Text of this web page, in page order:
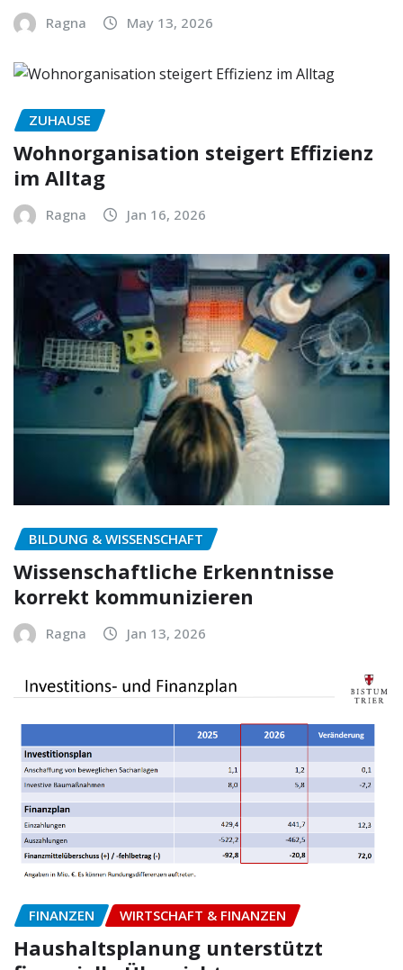
Ragna May 13, 2026
ZUHAUSE
Wohnorganisation steigert Effizienz
im Alltag
Ragna Jan 16, 2026
BILDUNG & WISSENSCHAFT
Wissenschaftliche Erkenntnisse
korrekt kommunizieren
Ragna Jan 13, 2026
FINANZEN WIRTSCHAFT & FINANZEN
Haushaltsplanung unterstützt